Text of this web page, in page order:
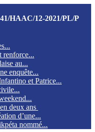
HAAC/12-2021/PL/P
renforce...
au...
enquête...
et Patrice...
deux ans
d’une...
nommé...